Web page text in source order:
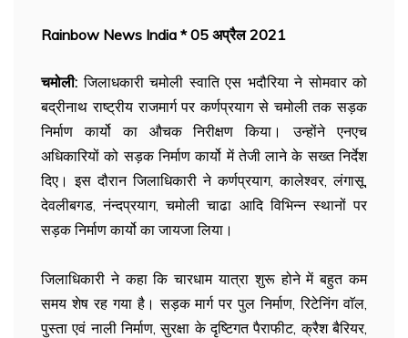
Rainbow News India * 05 अप्रैल 2021
चमोली: जिलाधकारी चमोली स्वाति एस भदौरिया ने सोमवार को
बद्रीनाथ राष्ट्रीय राजमार्ग पर कर्णप्रयाग से चमोली तक सड़क
निर्माण कार्यो का औचक निरीक्षण किया। उन्होंने एनएच
अधिकारियों को सड़क निर्माण कार्यो में तेजी लाने के सख्त निर्देश
दिए। इस दौरान जिलाधिकारी ने कर्णप्रयाग, कालेश्वर, लंगासू,
देवलीबगड, नंन्दप्रयाग, चमोली चाढा आदि विभिन्न स्थानों पर
सड़क निर्माण कार्यो का जायजा लिया।
जिलाधिकारी ने कहा कि चारधाम यात्रा शुरू होने में बहुत कम
समय शेष रह गया है। सड़क मार्ग पर पुल निर्माण, रिटेनिंग वाॅल,
पुस्ता एवं नाली निर्माण, सुरक्षा के दृष्टिगत पैराफीट, क्रैश बैरियर,